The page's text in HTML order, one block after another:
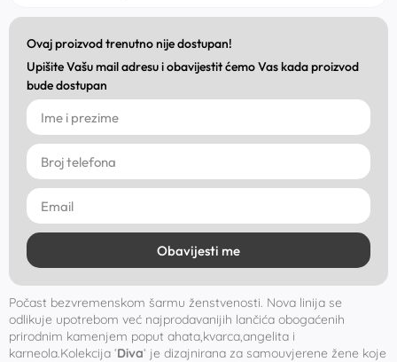
Ovaj proizvod trenutno nije dostupan!
Upišite Vašu mail adresu i obavijestit ćemo Vas kada proizvod
bude dostupan
Obavijesti me
Počast bezvremenskom šarmu ženstvenosti. Nova linija se
odlikuje upotrebom već najprodavanijih lančića obogaćenih
prirodnim kamenjem poput ahata,kvarca,angelita i
karneola.Kolekcija ‘Diva‘ je dizajnirana za samouvjerene žene koje